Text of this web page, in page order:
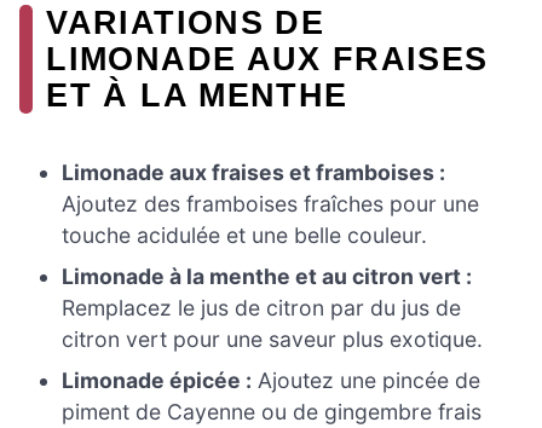
VARIATIONS DE
LIMONADE AUX FRAISES
ET À LA MENTHE
Limonade aux fraises et framboises :
Ajoutez des framboises fraîches pour une
touche acidulée et une belle couleur.
Limonade à la menthe et au citron vert :
Remplacez le jus de citron par du jus de
citron vert pour une saveur plus exotique.
Limonade épicée : Ajoutez une pincée de
piment de Cayenne ou de gingembre frais